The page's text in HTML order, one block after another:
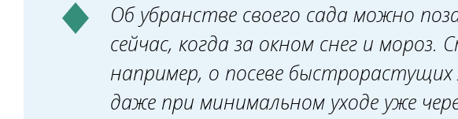
Об убранстве своего сада можно
сейчас, когда за окном снег и
например, о посеве
даже при минимальном уходе уже